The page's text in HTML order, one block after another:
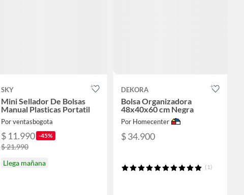
SKY
Mini Sellador De Bolsas
Manual Plasticas Portatil
Por ventasbogota
$ 11.990 -45%
$ 21.990
Llega mañana
DEKORA
Bolsa Organizadora
48x40x60 cm Negra
Por Homecenter
$ 34.900
(1)